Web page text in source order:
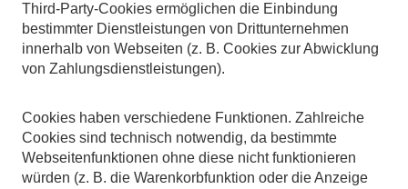
Third-Party-Cookies ermöglichen die Einbindung
bestimmter Dienstleistungen von Drittunternehmen
innerhalb von Webseiten (z. B. Cookies zur Abwicklung
von Zahlungsdienstleistungen).
Cookies haben verschiedene Funktionen. Zahlreiche
Cookies sind technisch notwendig, da bestimmte
Webseitenfunktionen ohne diese nicht funktionieren
würden (z. B. die Warenkorbfunktion oder die Anzeige